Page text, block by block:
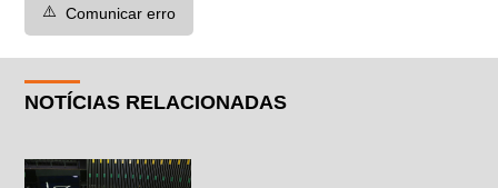
⚠️ Comunicar erro
NOTÍCIAS RELACIONADAS